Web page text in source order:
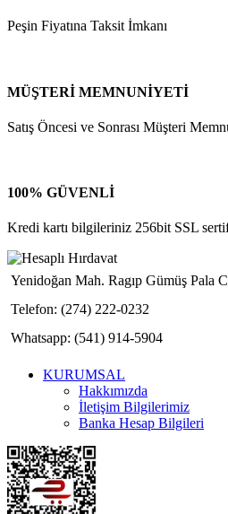
Peşin Fiyatına Taksit İmkanı
MÜŞTERİ MEMNUNİYETİ
Satış Öncesi ve Sonrası Müşteri
100% GÜVENLİ
Kredi kartı bilgileriniz 256bit SSL
Yenidoğan Mah. Ragıp Gümüş
Telefon: (274) 222-0232
Whatsapp: (541) 914-5904
KURUMSAL
Hakkımızda
İletişim Bilgilerimiz
Banka Hesap Bilgileri